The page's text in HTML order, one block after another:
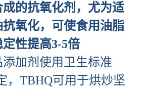
的抗氧化剂，尤为适
氧化，可使食用油脂
性提高3-5倍
加剂使用卫生标准
，TBHQ可用于烘炒坚